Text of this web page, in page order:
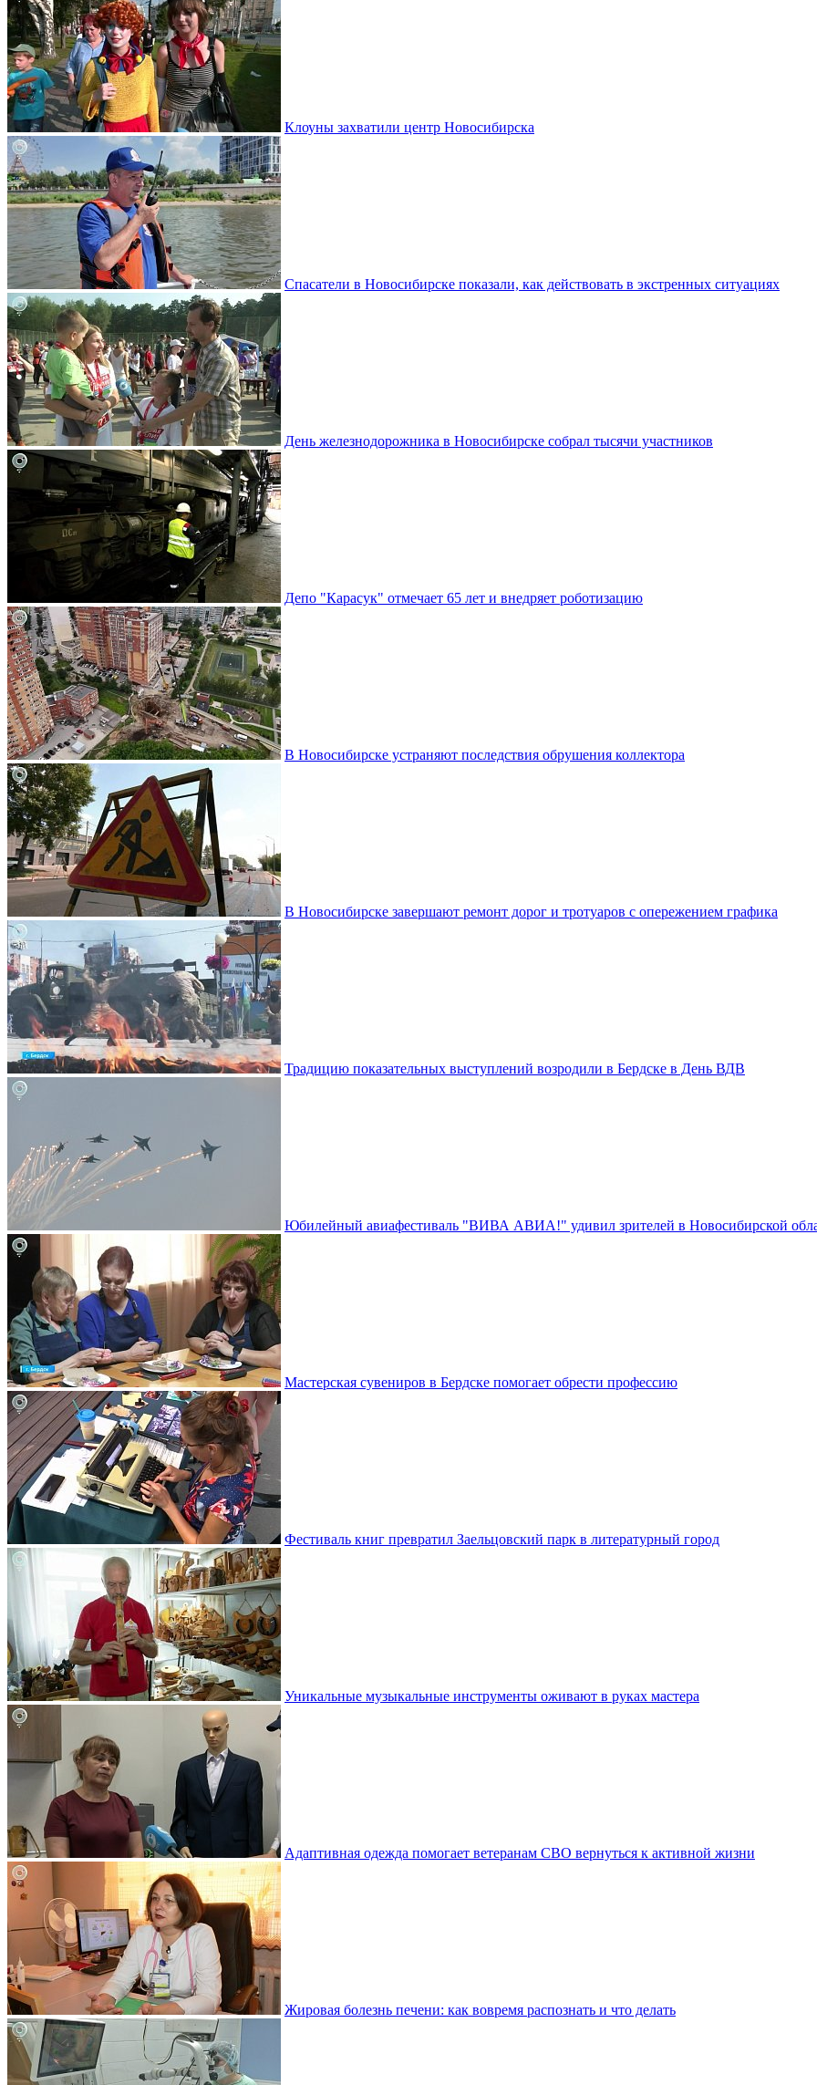
Клоуны захватили центр Новосибирска
Спасатели в Новосибирске показали, как действовать в экстренных ситуациях
День железнодорожника в Новосибирске собрал тысячи участников
Депо "Карасук" отмечает 65 лет и внедряет роботизацию
В Новосибирске устраняют последствия обрушения коллектора
В Новосибирске завершают ремонт дорог и тротуаров с опережением графика
Традицию показательных выступлений возродили в Бердске в День ВДВ
Юбилейный авиафестиваль "ВИВА АВИА!" удивил зрителей в Новосибирской
Мастерская сувениров в Бердске помогает обрести профессию
Фестиваль книг превратил Заельцовский парк в литературный город
Уникальные музыкальные инструменты оживают в руках мастера
Адаптивная одежда помогает ветеранам СВО вернуться к активной жизни
Жировая болезнь печени: как вовремя распознать и что делать